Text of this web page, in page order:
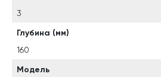
3
Глубина (мм)
160
Модель